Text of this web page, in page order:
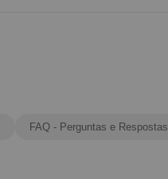
FAQ - Perguntas e Respostas